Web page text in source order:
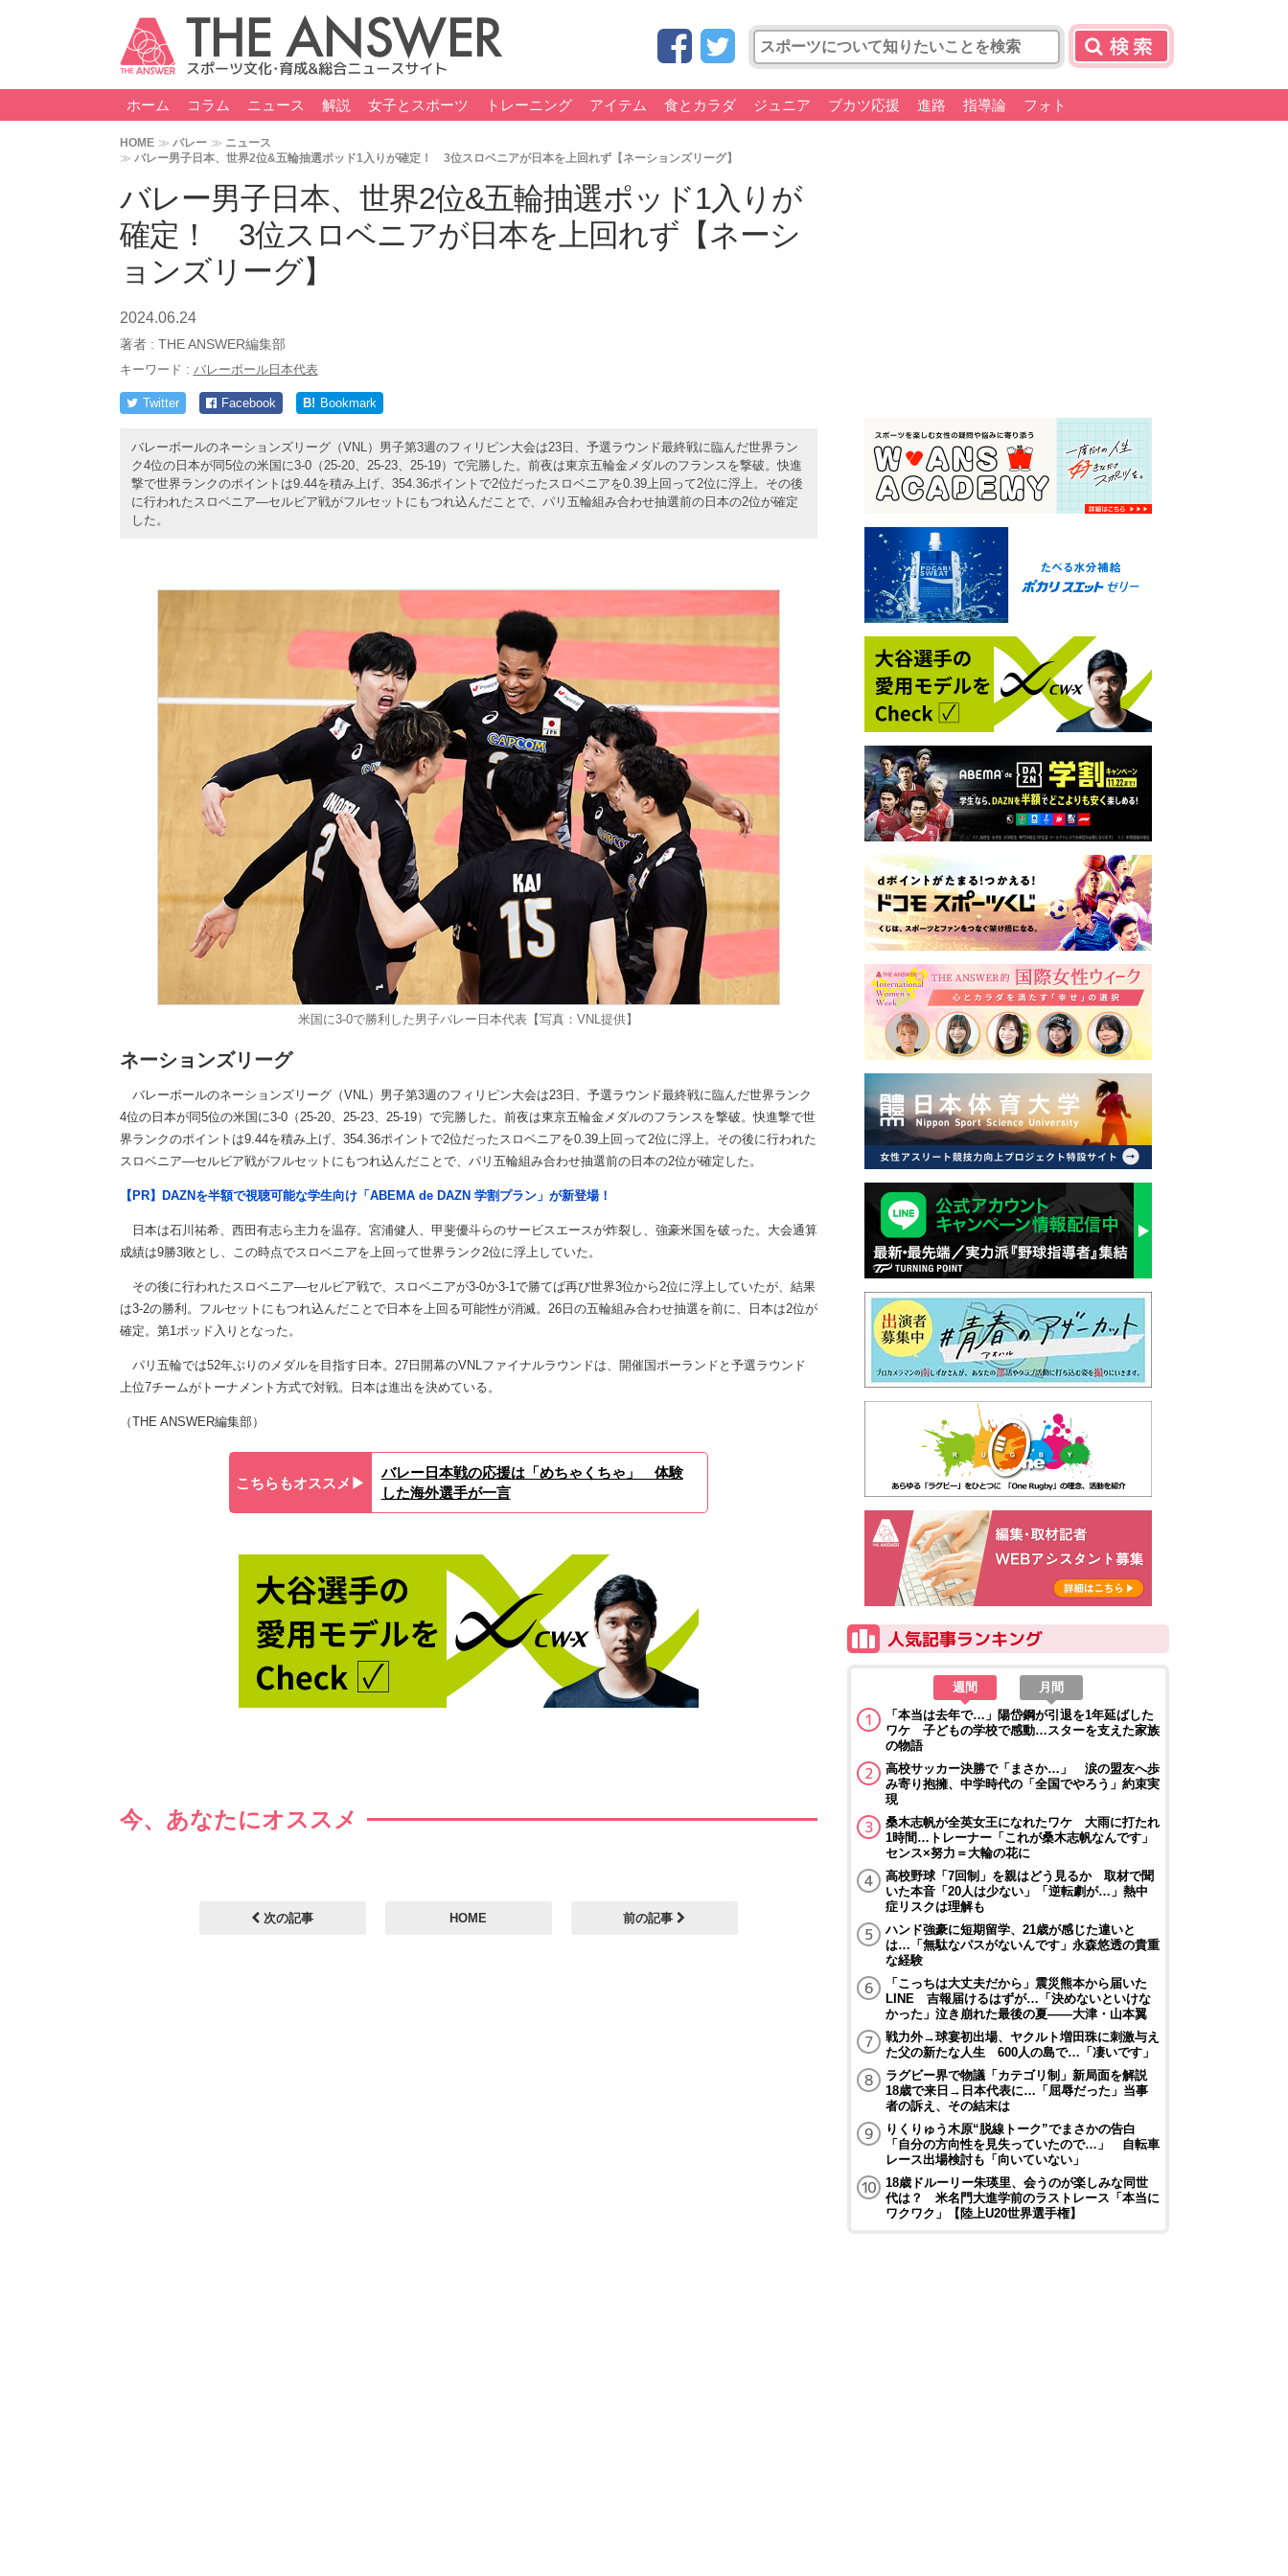
ホーム コラム ニュース 解説 女子とスポーツ トレーニング アイテム 食とカラダ ジュニア ブカツ応援 進路 指導論 フォト
HOME バレー
ニュース
バレー男子日本、世界2位&五輪抽選ポッド1入りが確定！ 3位スロベニアが日本を上回れず【ネーションズリーグ】
バレー男子日本、世界2位&五輪抽選ポッド1入りが
確定！ 3位スロベニアが日本を上回れず【ネーシ
ョンズリーグ】
2024.06.24
著者 : THE ANSWER編集部
キーワード : バレーボール日本代表
Twitter Facebook B! Bookmark
バレーボールのネーションズリーグ（VNL）男子第3週のフィリピン大会は23日、予選ラウンド最終戦に臨んだ世界ラン
ク4位の日本が同5位の米国に3-0（25-20、25-23、25-19）で完勝した。前夜は東京五輪金メダルのフランスを撃破。快進
撃で世界ランクのポイントは9.44を積み上げ、354.36ポイントで2位だったスロベニアを0.39上回って2位に浮上。その後
に行われたスロベニア―セルビア戦がフルセットにもつれ込んだことで、パリ五輪組み合わせ抽選前の日本の2位が確定
した。
米国に3-0で勝利した男子バレー日本代表【写真：VNL提供】
ネーションズリーグ
バレーボールのネーションズリーグ（VNL）男子第3週のフィリピン大会は23日、予選ラウンド最終戦に臨んだ世界ランク
4位の日本が同5位の米国に3-0（25-20、25-23、25-19）で完勝した。前夜は東京五輪金メダルのフランスを撃破。快進撃で世
界ランクのポイントは9.44を積み上げ、354.36ポイントで2位だったスロベニアを0.39上回って2位に浮上。その後に行われた
スロベニア―セルビア戦がフルセットにもつれ込んだことで、パリ五輪組み合わせ抽選前の日本の2位が確定した。
【PR】DAZNを半額で視聴可能な学生向け「ABEMA de DAZN 学割プラン」が新登場！
日本は石川祐希、西田有志ら主力を温存。宮浦健人、甲斐優斗らのサービスエースが炸裂し、強豪米国を破った。大会通算
成績は9勝3敗とし、この時点でスロベニアを上回って世界ランク2位に浮上していた。
その後に行われたスロベニア―セルビア戦で、スロベニアが3-0か3-1で勝てば再び世界3位から2位に浮上していたが、結果
は3-2の勝利。フルセットにもつれ込んだことで日本を上回る可能性が消滅。26日の五輪組み合わせ抽選を前に、日本は2位が
確定。第1ポッド入りとなった。
パリ五輪では52年ぶりのメダルを目指す日本。27日開幕のVNLファイナルラウンドは、開催国ポーランドと予選ラウンド
上位7チームがトーナメント方式で対戦。日本は進出を決めている。
（THE ANSWER編集部）
こちらもオススメ▶︎
バレー日本戦の応援は「めちゃくちゃ」 体験
した海外選手が一言
今、あなたにオススメ
次の記事 HOME 前の記事
週間
月間
「本当は去年で…」陽岱鋼が引退を1年延ばした
ワケ 子どもの学校で感動…スターを支えた家族
の物語
高校サッカー決勝で「まさか…」 涙の盟友へ歩
み寄り抱擁、中学時代の「全国でやろう」約束実
現
桑木志帆が全英女王になれたワケ 大雨に打たれ
1時間…トレーナー「これが桑木志帆なんです」
センス×努力＝大輪の花に
高校野球「7回制」を親はどう見るか 取材で聞
いた本音「20人は少ない」「逆転劇が…」熱中
症リスクは理解も
ハンド強豪に短期留学、21歳が感じた違いと
は…「無駄なパスがないんです」永森悠透の貴重
な経験
「こっちは大丈夫だから」震災熊本から届いた
LINE 吉報届けるはずが…「決めないといけな
かった」泣き崩れた最後の夏――大津・山本翼
戦力外→球宴初出場、ヤクルト増田珠に刺激与え
た父の新たな人生 600人の島で…「凄いです」
ラグビー界で物議「カテゴリ制」新局面を解説
18歳で来日→日本代表に…「屈辱だった」当事
者の訴え、その結末は
りくりゅう木原“脱線トーク”でまさかの告白
「自分の方向性を見失っていたので…」 自転車
レース出場検討も「向いていない」
18歳ドルーリー朱瑛里、会うのが楽しみな同世
代は？ 米名門大進学前のラストレース「本当に
ワクワク」【陸上U20世界選手権】